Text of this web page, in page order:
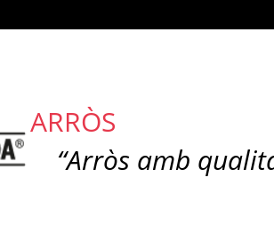
ARRÒS
“Arròs amb